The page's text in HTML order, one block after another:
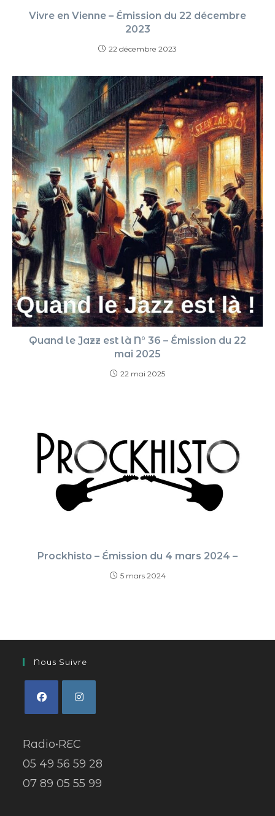
Vivre en Vienne – Émission du 22 décembre
2023
22 décembre 2023
Quand le Jazz est là N° 36 – Émission du 22
mai 2025
22 mai 2025
Prockhisto – Émission du 4 mars 2024 –
5 mars 2024
Nous Suivre
Radio•REC
05 49 56 59 28
07 89 05 55 99